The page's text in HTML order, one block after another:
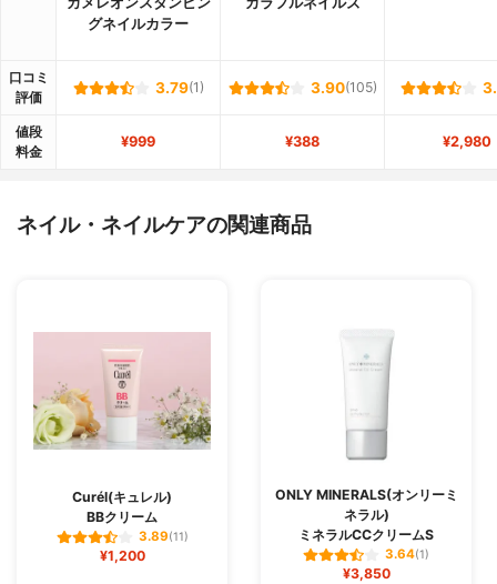
グネイルカラー
口コミ
評価
3.79(1) 3.90(105)
値段
料金
¥999 ¥388 ¥2,980
ネイル・ネイルケアの関連商品
Curél(キュレル)
BBクリーム
3.89(11)
¥1,200
ONLY MINERALS(オンリーミ
ネラル)
ミネラルCCクリームS
3.64(1)
¥3,850